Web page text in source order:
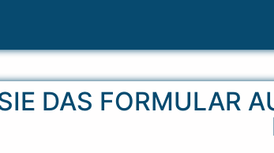
DAS FORMULAR